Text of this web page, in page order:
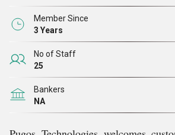
Member Since
3 Years
No of Staff
25
Bankers
NA